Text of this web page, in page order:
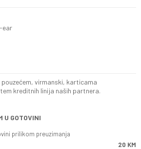
ear
virmanski, karticama
kreditnih linija naših partnera.
U GOTOVINI
prilikom preuzimanja
20 KM